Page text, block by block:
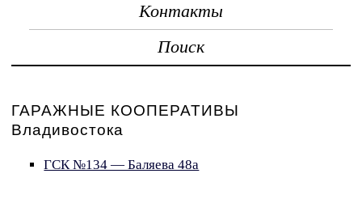
Контакты
Поиск
ГАРАЖНЫЕ КООПЕРАТИВЫ
Владивостока
ГСК №134 — Баляева 48а